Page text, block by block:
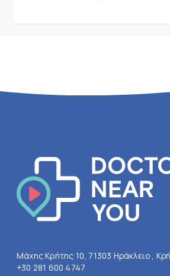
Μάχης Κρήτης 10, 71303 Ηράκλειο ,
+30 281 600 4747